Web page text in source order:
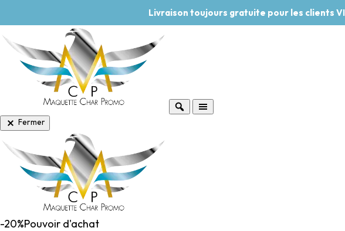
Livraison toujours gratuite pour les clients
Fermer
-20%Pouvoir d'achat